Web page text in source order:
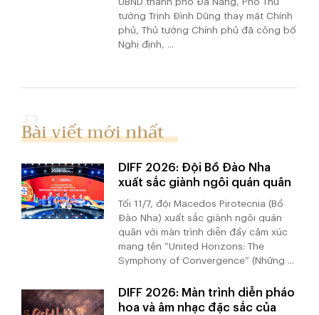
UBND thành phố Đà Nẵng, Phó Thủ
tướng Trịnh Đình Dũng thay mặt Chính
phủ, Thủ tướng Chính phủ đã công bố
Nghị định, ...
Bài viết mới nhất
DIFF 2026: Đội Bồ Đào Nha
xuất sắc giành ngôi quán quân
Tối 11/7, đội Macedos Pirotecnia (Bồ
Đào Nha) xuất sắc giành ngôi quán
quân với màn trình diễn đầy cảm xúc
mang tên “United Horizons: The
Symphony of Convergence” (Những ...
DIFF 2026: Màn trình diễn pháo
hoa và âm nhạc đặc sắc của